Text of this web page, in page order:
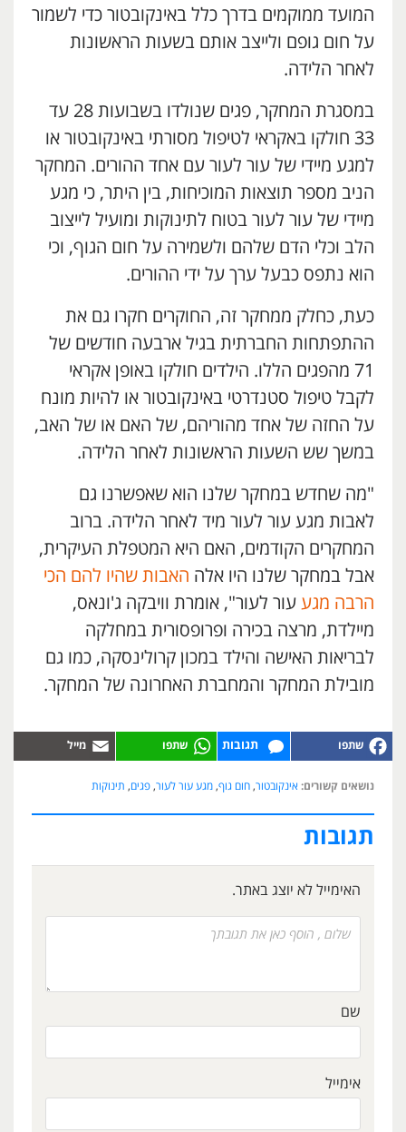
המועד ממוקמים בדרך כלל באינקובטור כדי לשמור
על חום גופם ולייצב אותם בשעות הראשונות
לאחר הלידה.
במסגרת המחקר, פגים שנולדו בשבועות 28 עד
33 חולקו באקראי לטיפול מסורתי באינקובטור או
למגע מיידי של עור לעור עם אחד ההורים. המחקר
הניב מספר תוצאות המוכיחות, בין היתר, כי מגע
מיידי של עור לעור בטוח לתינוקות ומועיל לייצוב
הלב וכלי הדם שלהם ולשמירה על חום הגוף, וכי
הוא נתפס כבעל ערך על ידי ההורים.
כעת, כחלק ממחקר זה, החוקרים חקרו גם את
ההתפתחות החברתית בגיל ארבעה חודשים של
71 מהפגים הללו. הילדים חולקו באופן אקראי
לקבל טיפול סטנדרטי באינקובטור או להיות מונח
על החזה של אחד מהוריהם, של האם או של האב,
במשך שש השעות הראשונות לאחר הלידה.
"מה שחדש במחקר שלנו הוא שאפשרנו גם
לאבות מגע עור לעור מיד לאחר הלידה. ברוב
המחקרים הקודמים, האם היא המטפלת העיקרית,
אבל במחקר שלנו היו אלה האבות שהיו להם הכי
הרבה מגע עור לעור", אומרת וויבקה ג'ונאס,
מיילדת, מרצה בכירה ופרופסורית במחלקה
לבריאות האישה והילד במכון קרולינסקה, כמו גם
מובילת המחקר והמחברת האחרונה של המחקר.
תגובות
נושאים קשורים: אינקובטור, חום גוף, מגע עור לעור, פגים, תינוקות
תגובות
האימייל לא יוצג באתר.
שם
אימייל